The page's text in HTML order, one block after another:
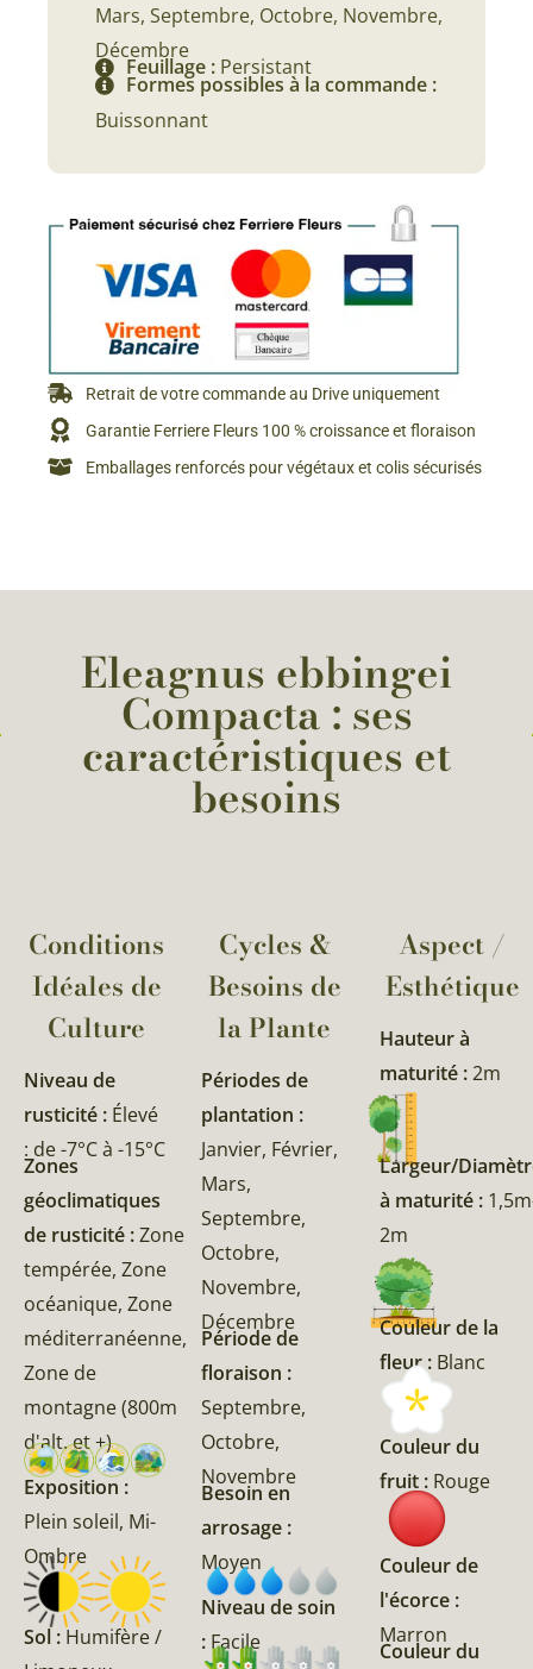
Mars, Septembre, Octobre, Novembre,
Décembre
Feuillage : Persistant
Formes possibles à la commande :
Buissonnant
Retrait de votre commande au Drive uniquement
Garantie Ferriere Fleurs 100 % croissance et floraison
Emballages renforcés pour végétaux et colis sécurisés
Eleagnus ebbingei
Compacta : ses
caractéristiques et
besoins
Conditions
Idéales de
Culture
Niveau de
rusticité : Élevé
: de -7°C à -15°C
Zones
géoclimatiques
de rusticité :Zone
tempérée, Zone
océanique, Zone
méditerranéenne,
Zone de
montagne (800m
d'alt. et +)
Exposition :
Plein soleil, Mi-
Ombre
Sol : Humifère /
Cycles &
Besoins de
la Plante​
Périodes de
plantation :
Janvier, Février,
Mars,
Septembre,
Octobre,
Novembre,
Décembre
Période de
floraison :
Septembre,
Octobre,
Novembre
Besoin en
arrosage :
Moyen
Niveau de soin
: Facile
Aspect /
Esthétique
Hauteur à
maturité :2m
Largeur/
à maturité :
2m
Couleur de la
fleur : Blanc
Couleur du
fruit : Rouge
Couleur de
l'écorce :
Marron
Couleur du